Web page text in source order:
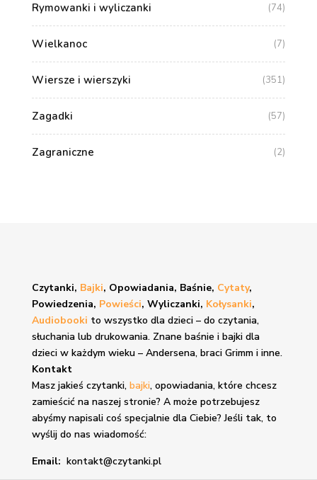
Rymowanki i wyliczanki (74)
Wielkanoc (7)
Wiersze i wierszyki (351)
Zagadki (57)
Zagraniczne (2)
Czytanki, Bajki, Opowiadania, Baśnie, Cytaty,
Powiedzenia, Powieści, Wyliczanki, Kołysanki,
Audiobooki to wszystko dla dzieci – do czytania,
słuchania lub drukowania. Znane baśnie i bajkidla
dzieci w każdym wieku – Andersena, braci Grimm i inne.
Kontakt
Masz jakieś czytanki, bajki, opowiadania, które chcesz
zamieścić na naszej stronie? A może potrzebujesz
abyśmy napisali coś specjalnie dla Ciebie? Jeśli tak, to
wyślij do nas wiadomość:
Email: kontakt@czytanki.pl